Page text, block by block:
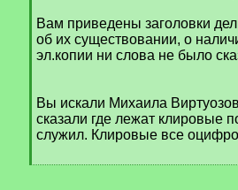
Вам приведены заголовки
об их существовании, о
эл.копии ни слова не было
Вы искали Михаила
сказали где лежат клировые
служил. Клировые все
[